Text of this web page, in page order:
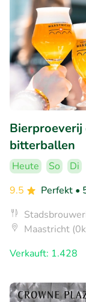
bitterballen
Heute So Di
9.5
Perfekt •
Maastricht
Verkauft: 1.428